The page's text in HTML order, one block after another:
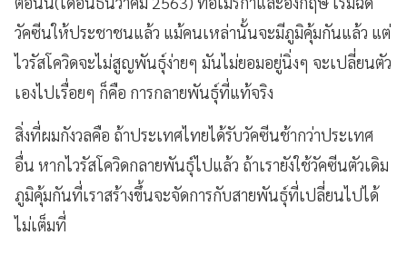
วัคซีนให้ประชาชนแล้ว แม้คนเหล่านั้นจะมีภูมิคุ้มกันแล้ว แต่
ไวรัสโควิดจะไม่สูญพันธุ์ง่ายๆ มันไม่ยอมอยู่นิ่งๆ จะเปลี่ยนตัว
เองไปเรื่อยๆ ก็คือ การกลายพันธุ์ที่แท้จริง
สิ่งที่ผมกังวลคือ ถ้าประเทศไทยได้รับวัคซีนช้ากว่าประเทศ
อื่น หากไวรัสโควิดกลายพันธุ์ไปแล้ว ถ้าเรายังใช้วัคซีนตัวเดิม
ภูมิคุ้มกันที่เราสร้างขึ้นจะจัดการกับสายพันธุ์ที่เปลี่ยนไปได้
ไม่เต็มที่